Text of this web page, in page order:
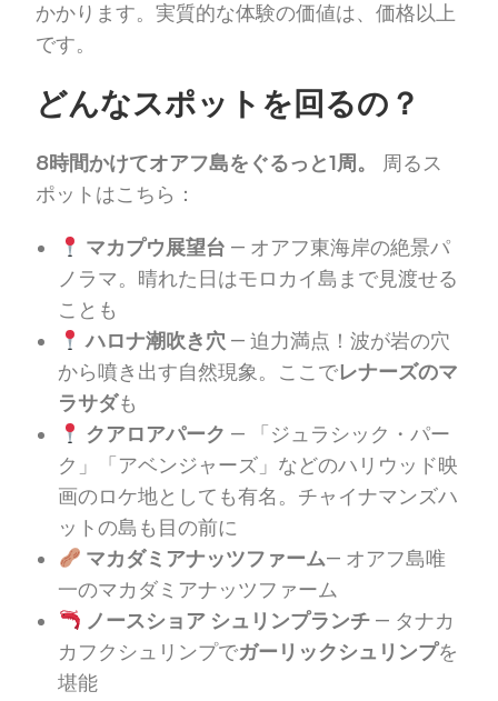
かかります。実質的な体験の価値は、価格以上
です。
どんなスポットを回るの？
8時間かけてオアフ島をぐるっと1周。
周るス
ポットはこちら：
マカプウ展望台 — オアフ東海岸の絶景パ
ノラマ。晴れた日はモロカイ島まで見渡せる
ことも
ハロナ潮吹き穴 — 迫力満点！波が岩の穴
から噴き出す自然現象。ここでレナーズのマ
ラサダも
クアロアパーク — 「ジュラシック・パー
ク」「アベンジャーズ」などのハリウッド映
画のロケ地としても有名。チャイナマンズハ
ットの島も目の前に
マカダミアナッツファーム— オアフ島唯
一のマカダミアナッツファーム
ノースショア シュリンプランチ— タナカ
カフクシュリンプでガーリックシュリンプを
堪能